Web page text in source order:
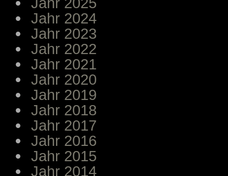
Jahr 2024
Jahr 2023
Jahr 2022
Jahr 2021
Jahr 2020
Jahr 2019
Jahr 2018
Jahr 2017
Jahr 2016
Jahr 2015
Jahr 2014